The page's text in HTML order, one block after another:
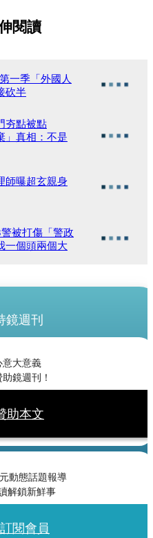
閱讀
一季「外國人
砍半
夯點被點
真相：不是
曝超玄親身
被打傷「警政
個頭兩個大
鏡週刊
意大意義
鏡週刊！
助本文
元動態話題報導
解鎖新鮮事
閱會員